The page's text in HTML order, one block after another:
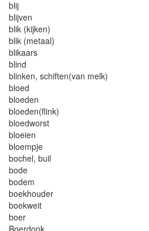
blij
blijven
blik (kijken)
blik (metaal)
blikaars
blind
blinken, schiften(van melk)
bloed
bloeden
bloeden(flink)
bloedworst
bloeien
bloempje
bochel, buil
bode
bodem
boekhouder
boekweit
boer
Boerdonk